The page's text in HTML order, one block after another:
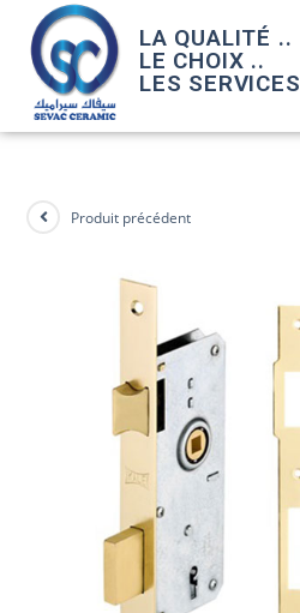
LA QUALITÉ ..
LE CHOIX ..
LES
Produit précédent